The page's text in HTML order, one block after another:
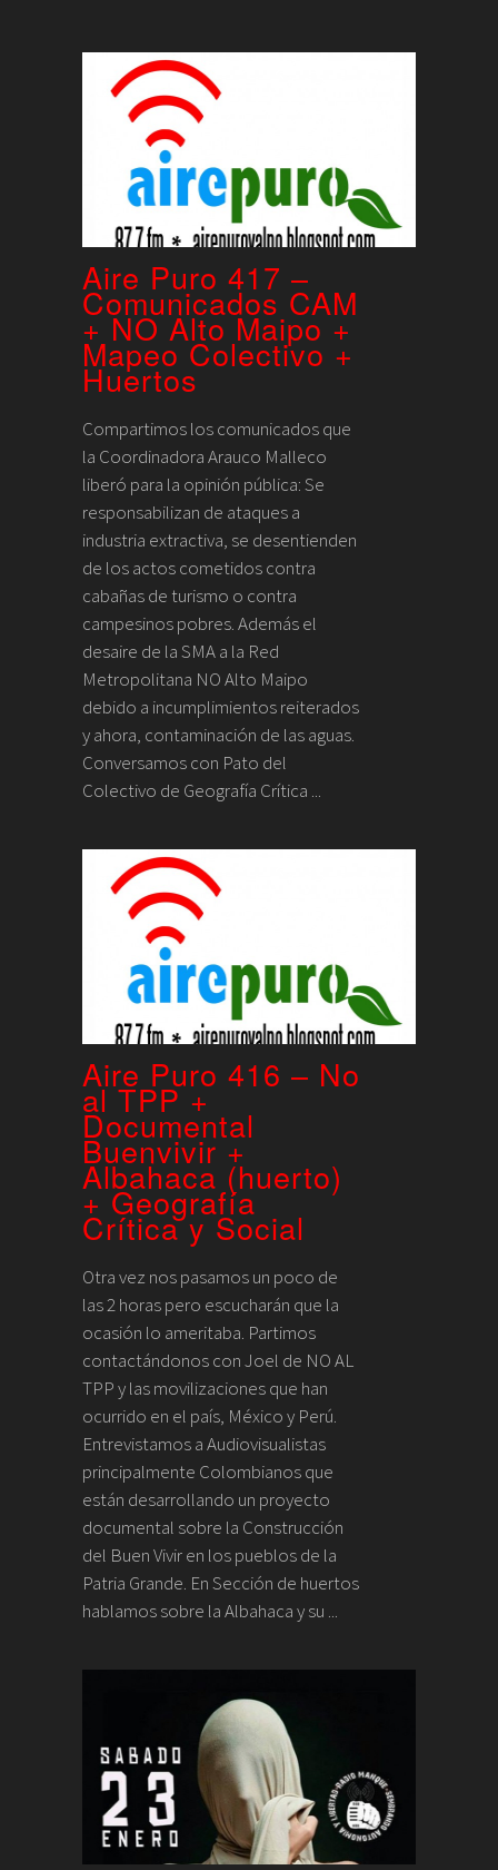
Aire Puro 417 –
Comunicados CAM
+ NO Alto Maipo +
Mapeo Colectivo +
Huertos
Compartimos los comunicados que
la Coordinadora Arauco Malleco
liberó para la opinión pública: Se
responsabilizan de ataques a
industria extractiva, se desentienden
de los actos cometidos contra
cabañas de turismo o contra
campesinos pobres. Además el
desaire de la SMA a la Red
Metropolitana NO Alto Maipo
debido a incumplimientos reiterados
y ahora, contaminación de las aguas.
Conversamos con Pato del
Colectivo de Geografía Crítica ...
Aire Puro 416 – No
al TPP +
Documental
Buenvivir +
Albahaca (huerto)
+ Geografía
Crítica y Social
Otra vez nos pasamos un poco de
las 2 horas pero escucharán que la
ocasión lo ameritaba. Partimos
contactándonos con Joel de NO AL
TPP y las movilizaciones que han
ocurrido en el país, México y Perú.
Entrevistamos a Audiovisualistas
principalmente Colombianos que
están desarrollando un proyecto
documental sobre la Construcción
del Buen Vivir en los pueblos de la
Patria Grande. En Sección de huertos
hablamos sobre la Albahaca y su ...